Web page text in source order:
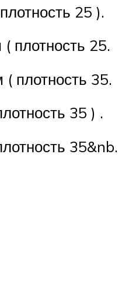
25 ).
плотность 25.
плотность 35.
35 ) .
35&nb.